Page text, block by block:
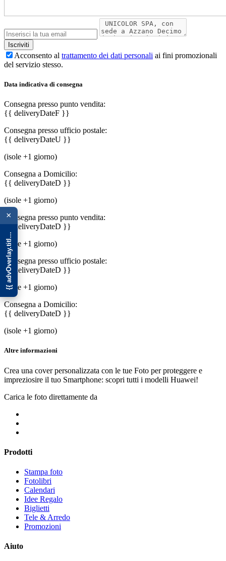
×
{{ advOverlay.title || 'Promo' }}
Acconsento al trattamento dei dati personali ai fini promozionali
del servizio stesso.
Data indicativa di consegna
Consegna presso punto vendita:
{{ deliveryDateF }}
Consegna presso ufficio postale:
{{ deliveryDateU }}
(isole +1 giorno)
Consegna a Domicilio:
{{ deliveryDateD }}
(isole +1 giorno)
Consegna presso punto vendita:
{{ deliveryDateD }}
(isole +1 giorno)
Consegna presso ufficio postale:
{{ deliveryDateD }}
(isole +1 giorno)
Consegna a Domicilio:
{{ deliveryDateD }}
(isole +1 giorno)
Altre informazioni
Crea una cover personalizzata con le tue Foto per proteggere e
impreziosire il tuo Smartphone: scopri tutti i modelli Huawei!
Carica le foto direttamente da
Prodotti
Stampa foto
Fotolibri
Calendari
Idee Regalo
Biglietti
Tele & Arredo
Promozioni
Aiuto